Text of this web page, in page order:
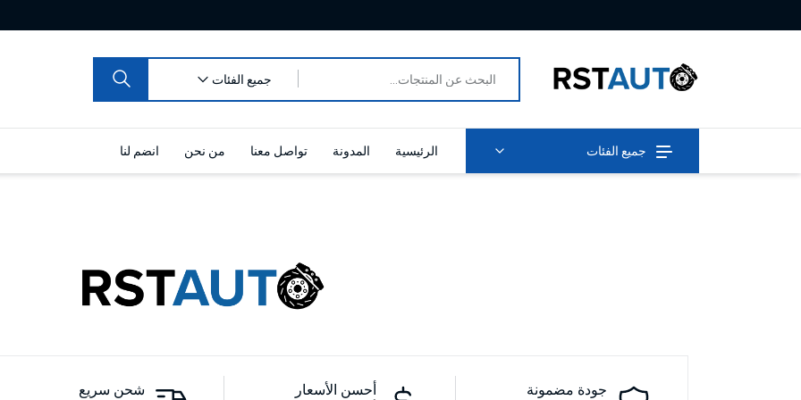
جميع الفئات
جميع الفئات الرئيسية المدونة تواصل معنا من نحن انضم لنا
جودة مضمونة أحسن الأسعار شحن سريع